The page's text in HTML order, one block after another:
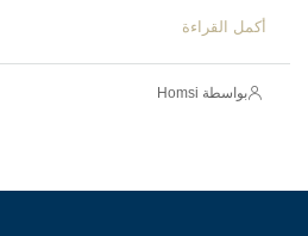
أكمل القراءة
بواسطة Homsi